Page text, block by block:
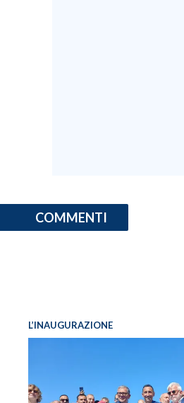
COMMENTI
L’INAUGURAZIONE